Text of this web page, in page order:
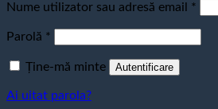
Nume utilizator sau adresă email *
Parolă *
Ține-mă minte Autentificare
Ai uitat parola?